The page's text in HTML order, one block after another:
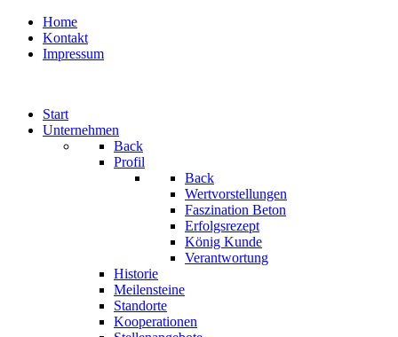
Home
Kontakt
Impressum
Start
Unternehmen
Back
Profil
Back
Wertvorstellungen
Faszination Beton
Erfolgsrezept
König Kunde
Verantwortung
Historie
Meilensteine
Standorte
Kooperationen